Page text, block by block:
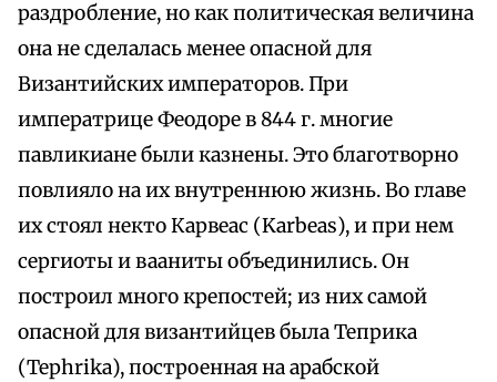
раздробление, но как политическая величина
она не сделалась менее опасной для
Византийских императоров. При
императрице Феодоре в 844 г. многие
павликиане были казнены. Это благотворно
повлияло на их внутреннюю жизнь. Во главе
их стоял некто Карвеас (Karbeas), и при нем
сергиоты и вааниты объединились. Он
построил много крепостей; из них самой
опасной для византийцев была Теприка
(Tephrika), построенная на арабской